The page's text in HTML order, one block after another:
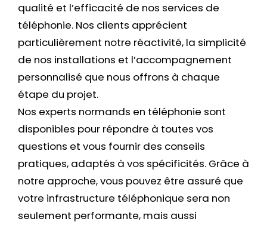
qualité et l’efficacité de nos services de
téléphonie. Nos clients apprécient
particulièrement notre réactivité, la simplicité
de nos installations et l’accompagnement
personnalisé que nous offrons à chaque
étape du projet.
Nos experts normands en téléphonie sont
disponibles pour répondre à toutes vos
questions et vous fournir des conseils
pratiques, adaptés à vos spécificités. Grâce à
notre approche, vous pouvez être assuré que
votre infrastructure téléphonique sera non
seulement performante, mais aussi